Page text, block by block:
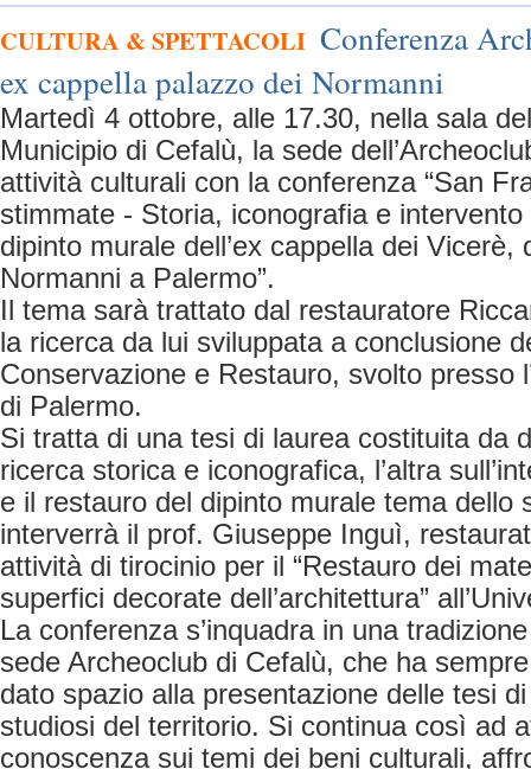
CULTURA & SPETTACOLI Conferenza
ex cappella palazzo dei Normanni
Martedì 4 ottobre, alle 17.30, nella sala
Municipio di Cefalù, la sede
attività culturali con la conferenza “San
stimmate - Storia, iconografia e
dipinto murale dell’ex cappella dei Vicerè,
Normanni a Palermo”.
Il tema sarà trattato dal restauratore
la ricerca da lui sviluppata a conclusione
Conservazione e Restauro, svolto presso
di Palermo.
Si tratta di una tesi di laurea costituita da
ricerca storica e iconografica, l’altra
e il restauro del dipinto murale tema dello
interverrà il prof. Giuseppe Inguì,
attività di tirocinio per il “Restauro dei
superfici decorate dell’architettura”
La conferenza s’inquadra in una
sede Archeoclub di Cefalù, che ha
dato spazio alla presentazione delle tesi
studiosi del territorio. Si continua così ad
conoscenza sui temi dei beni culturali,